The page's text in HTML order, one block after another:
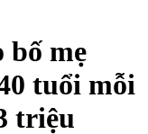
bố mẹ
tuổi mỗi
triệu